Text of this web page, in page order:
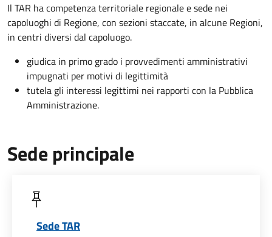
Il TAR ha competenza territoriale regionale e sede nei
capoluoghi di Regione, con sezioni staccate, in alcune Regioni,
in centri diversi dal capoluogo.
giudica in primo grado i provvedimenti amministrativi
impugnati per motivi di legittimità
tutela gli interessi legittimi nei rapporti con la Pubblica
Amministrazione.
Sede principale
Sede TAR